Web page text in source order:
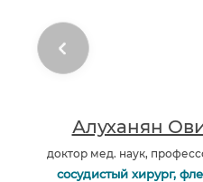
Алуханян
доктор мед. наук,
сосудистый хирург,